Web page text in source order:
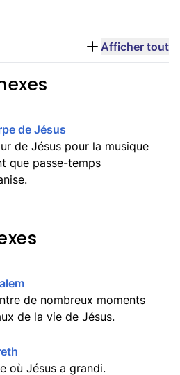
Afficher tout
de Jésus
de Jésus pour la musique
que passe-temps
de nombreux moments
de la vie de Jésus.
où Jésus a grandi.